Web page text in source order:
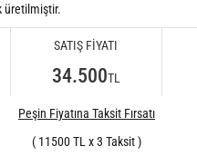
üretilmiştir.
SATIŞ FİYATI
34.500TL
Peşin Fiyatına Taksit Fırsatı
( 11500 TL x 3 Taksit )